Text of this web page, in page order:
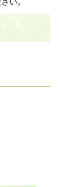
い。